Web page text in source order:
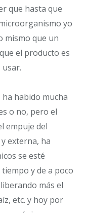
que hasta que
yo
mismo que un
el producto es
usar.
habido mucha
o no, pero el
empuje del
externa, ha
se esté
y de a poco
más el
etc. y hoy por